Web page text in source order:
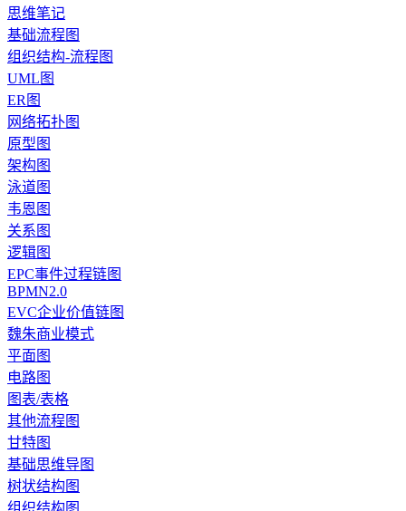
思维笔记
基础流程图
组织结构-流程图
UML图
ER图
网络拓扑图
原型图
架构图
泳道图
韦恩图
关系图
逻辑图
EPC事件过程链图
BPMN2.0
EVC企业价值链图
魏朱商业模式
平面图
电路图
图表/表格
其他流程图
甘特图
基础思维导图
树状结构图
组织结构图